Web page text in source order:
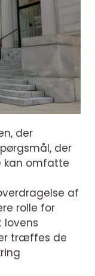
der
der
kan omfatte
af
rolle for
lovens
træffes de